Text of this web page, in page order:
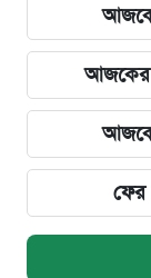
আজকের
ফের